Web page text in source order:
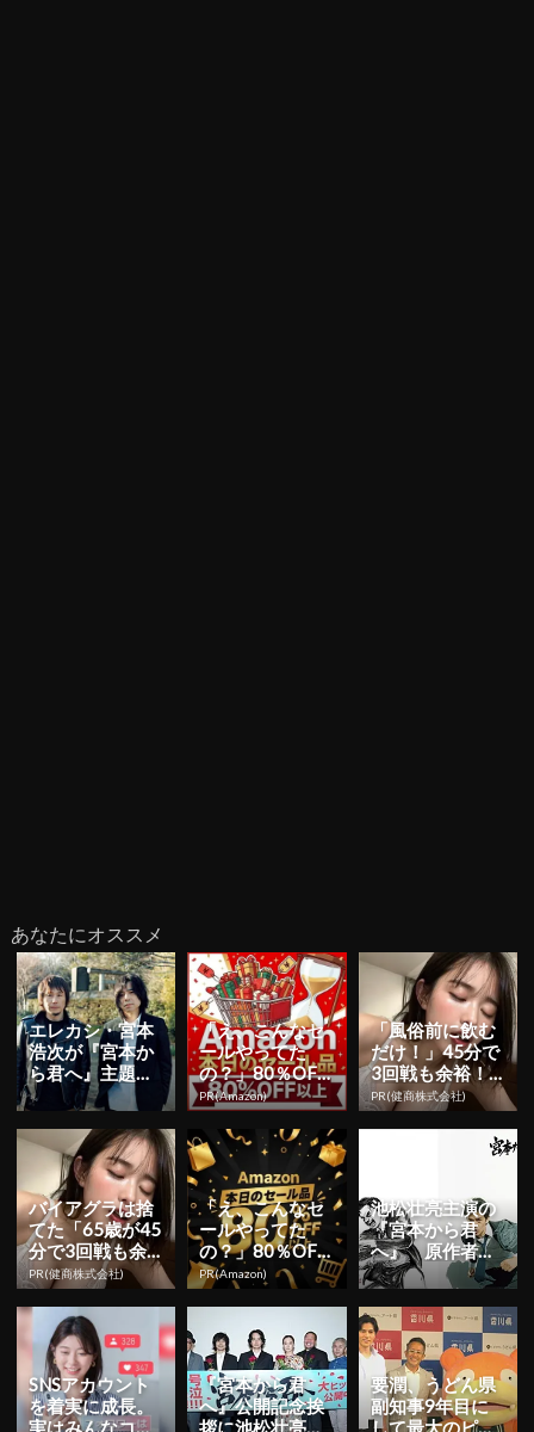
あなたにオススメ
エレカシ・宮本
浩次が『宮本か
ら君へ』主題歌
を書下ろし！
横山健を迎えて
最強ロック...
「え、こんなセ
ールやってた
の？」80％OFF
以上が続々登
場！Amazonの本
気が...
PR(Amazon)
「風俗前に飲む
だけ！」45分で
3回戦も余裕！1
日31円で朝まで
絶好調
PR(健商株式会社)
バイアグラは捨
てた「65歳が45
分で3回戦も余
裕」980円で朝
まで絶好調！
PR(健商株式会社)
「え、こんなセ
ールやってた
の？」80％OFF
以上が続々登
場！Amazonの本
PR(Amazon)
池松壮亮主演の
『宮本から君
へ』 原作者描
き下ろしの「宮
本」ビジュアル
が解禁！
SNSアカウント
を着実に成長。
実はみんなココ
『宮本から君
へ』公開記念挨
拶に池松壮亮、
要潤、うどん県
副知事9年目に
して最大のピン